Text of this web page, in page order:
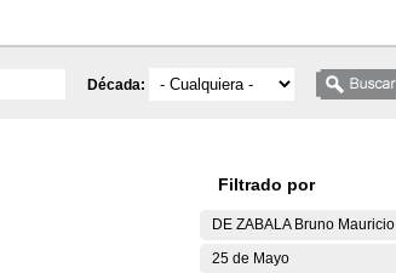
Década:
Filtrado por
DE ZABALA Bruno Mauricio
25 de Mayo